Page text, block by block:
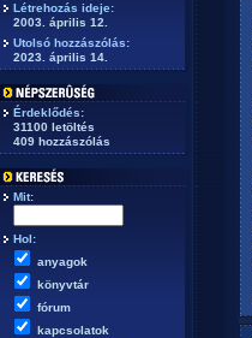
Létrehozás ideje:
2003. április 12.
Utolsó hozzászólás:
2023. április 14.
Érdeklődés:
31100 letöltés
409 hozzászólás
Mit:
Hol:
anyagok
könyvtár
fórum
kapcsolatok